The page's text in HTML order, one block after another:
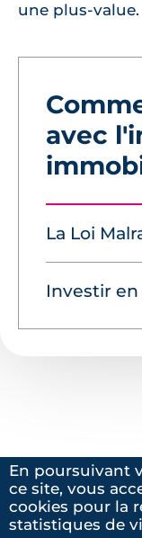
Ma
une plus-value.
avec
La Loi
Investir en
En poursuivant
ce site, vous
cookies pour la
statistiques de